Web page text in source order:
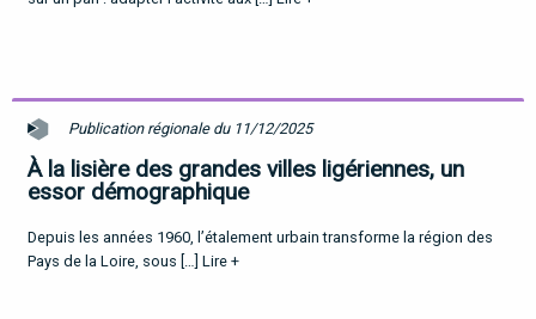
Publication régionale du 11/12/2025
À la lisière des grandes villes ligériennes, un
essor démographique
Depuis les années 1960, l’étalement urbain transforme la région des
Pays de la Loire, sous […] Lire +